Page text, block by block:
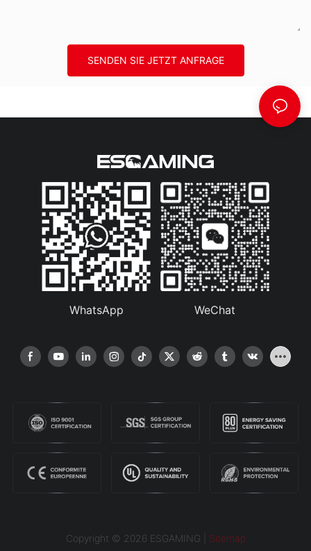
SENDEN SIE JETZT ANFRAGE
WhatsApp WeChat
Copyright © 2026 ESGAMING | Sitemap